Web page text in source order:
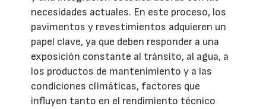
necesidades actuales. En este proceso, los
pavimentos y revestimientos adquieren un
papel clave, ya que deben responder a una
exposición constante al tránsito, al agua, a
los productos de mantenimiento y a las
condiciones climáticas, factores que
influyen tanto en el rendimiento técnico